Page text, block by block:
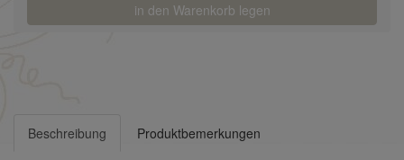
in den Warenkorb legen
Beschreibung Produktbemerkungen